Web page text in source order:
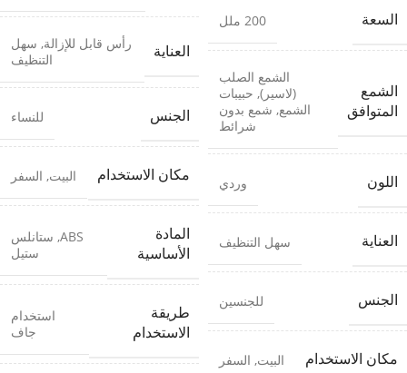
السعة 200 ملل
الشمع
المتوافق
الشمع الصلب
(لاسير), حبيبات
الشمع, شمع بدون
شرائط
اللون وردي
العناية سهل التنظيف
الجنس للجنسين
مكان الاستخدام البيت, السفر
العناية رأس قابل للإزالة, سهل
التنظيف
الجنس للنساء
مكان الاستخدام البيت, السفر
المادة
الأساسية
ABS
, ستانلس
ستيل
طريقة
الاستخدام
استخدام
جاف